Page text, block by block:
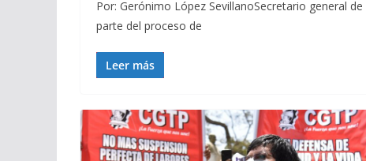
Por: Gerónimo López SevillanoSecretario general
parte del proceso de
Leer más